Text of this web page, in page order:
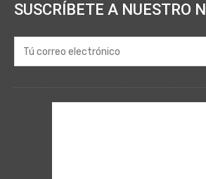
SUSCRÍBETE A NUESTRO